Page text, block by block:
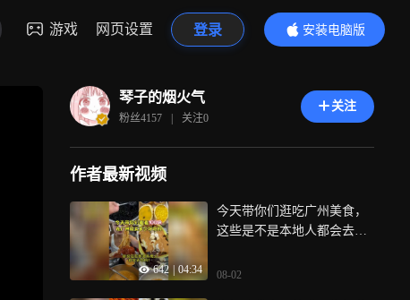
游戏 网页设置 登录
安装电脑版
内容更精彩
琴子的烟火气
粉丝4157 | 关注0
关注
作者最新视频
642 04:34
今天带你们逛吃广州美食，
这些是不是本地人都会去吃
08-02